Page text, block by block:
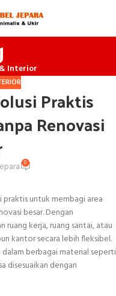
Interior
Praktis
Renovasi
0
praktis untuk membagi area
besar. Dengan
ruang kerja, ruang santai, atau
kantor secara lebih fleksibel.
dalam berbagai material seperti
disesuaikan dengan